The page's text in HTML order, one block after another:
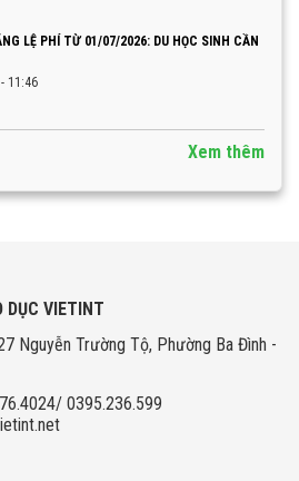
LỆ PHÍ TỪ 01/07/2026: DU HỌC SINH CẦN
11:46
Xem thêm
DỤC VIETINT
Nguyễn Trường Tộ, Phường Ba Đình -
0395.236.599